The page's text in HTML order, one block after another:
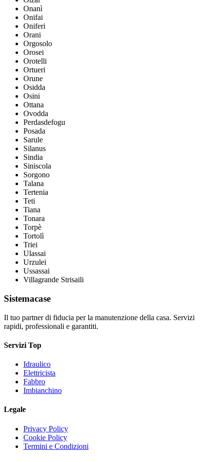
Onanì
Onifai
Oniferi
Orani
Orgosolo
Orosei
Orotelli
Ortueri
Orune
Osidda
Osini
Ottana
Ovodda
Perdasdefogu
Posada
Sarule
Silanus
Sindia
Siniscola
Sorgono
Talana
Tertenia
Teti
Tiana
Tonara
Torpè
Tortolì
Triei
Ulassai
Urzulei
Ussassai
Villagrande Strisaili
Sistemacase
Il tuo partner di fiducia per la manutenzione della casa. Servizi
rapidi, professionali e garantiti.
Servizi Top
Idraulico
Elettricista
Fabbro
Imbianchino
Legale
Privacy Policy
Cookie Policy
Termini e Condizioni